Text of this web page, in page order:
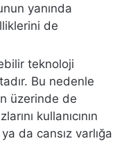
yanında
de
teknoloji
Bu nedenle
üzerinde de
kullanıcının
da cansız varlığa